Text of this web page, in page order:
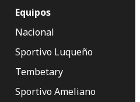
Equipos
Nacional
Sportivo Luqueño
Tembetary
Sportivo Ameliano